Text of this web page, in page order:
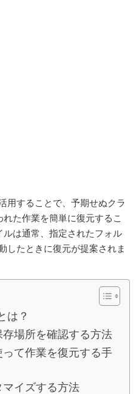
用することで、予期せぬクラ
た作業を簡単に復元するこ
は通常、指定されたフォル
したときに復元が提案されま
は？
場所を確認する方法
て作業を復元する手
イズする方法